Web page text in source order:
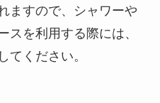
ますので、シャワーや
を利用する際には、
ください。